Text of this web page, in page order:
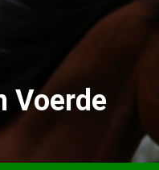
Voerde